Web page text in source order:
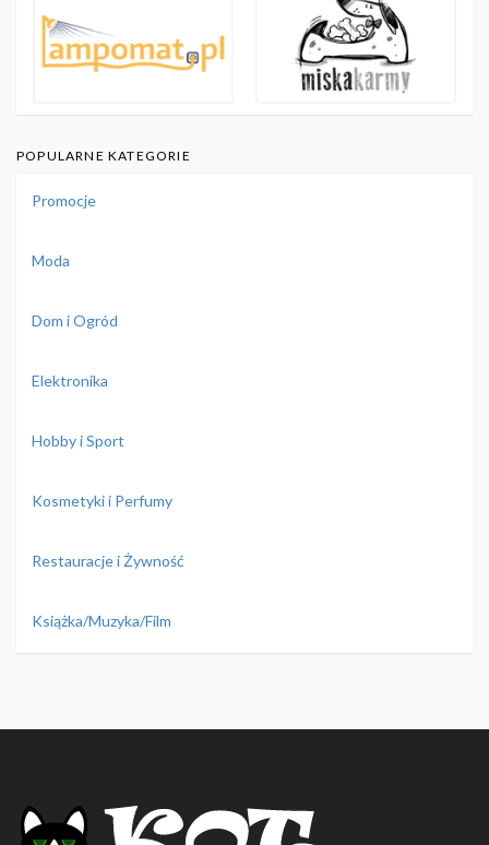
POPULARNE KATEGORIE
Promocje
Moda
Dom i Ogród
Elektronika
Hobby i Sport
Kosmetyki i Perfumy
Restauracje i Żywność
Książka/Muzyka/Film